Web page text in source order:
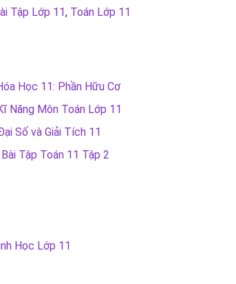
Tập Lớp 11, Toán Lớp 11
Học 11: Phần Hữu Cơ
Năng Môn Toán Lớp 11
Số và Giải Tích 11
Tập Toán 11 Tập 2
Học Lớp 11